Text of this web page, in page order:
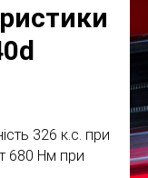
326 к.с. при
680 Нм при